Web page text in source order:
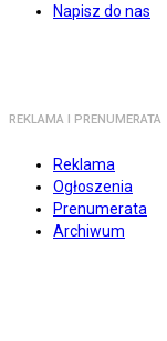
Napisz do nas
REKLAMA I PRENUMERATA
Reklama
Ogłoszenia
Prenumerata
Archiwum